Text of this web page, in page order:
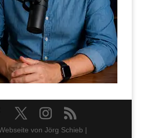
von Jörg Schieb |